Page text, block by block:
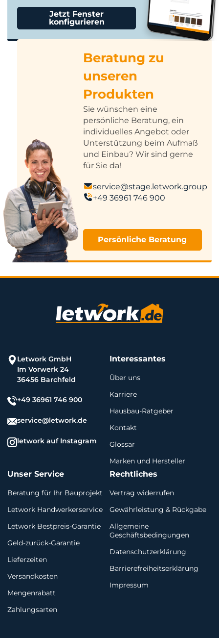
Jetzt Fenster
konfigurieren
Beratung zu
unseren
Produkten
Sie wünschen eine
persönliche Beratung, ein
individuelles Angebot oder
Unterstützung beim Aufmaß
und Einbau? Wir sind gerne
für Sie da!
service@stage.letwork.group
+49 36961 746 900
Persönliche Beratung
Letwork GmbH
Im Vorwerk 24
36456 Barchfeld
+49 36961 746 900
service@letwork.de
letwork auf Instagram
Interessantes
Über uns
Karriere
Hausbau-Ratgeber
Kontakt
Glossar
Marken und Hersteller
Unser Service
Beratung für Ihr Bauprojekt
Letwork Handwerkerservice
Letwork Bestpreis-Garantie
Geld-zurück-Garantie
Lieferzeiten
Versandkosten
Mengenrabatt
Zahlungsarten
Rechtliches
Vertrag widerrufen
Gewährleistung & Rückgabe
Allgemeine
Geschäftsbedingungen
Datenschutzerklärung
Barrierefreiheitserklärung
Impressum